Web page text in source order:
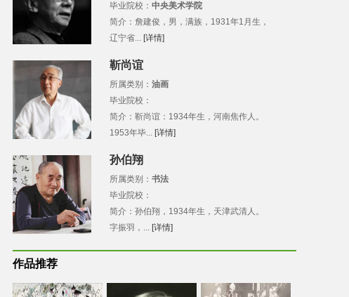
毕业院校： 中央美术学院
简介：詹建俊，男，满族，1931年1月生，
辽宁省... [详情]
靳尚谊
所属类别： 油画
毕业院校：
简介：靳尚谊：1934年生，河南焦作人。
1953年毕... [详情]
孙伯翔
所属类别： 书法
毕业院校：
简介：孙伯翔，1934年生，天津武清人。
字振羽，... [详情]
作品推荐